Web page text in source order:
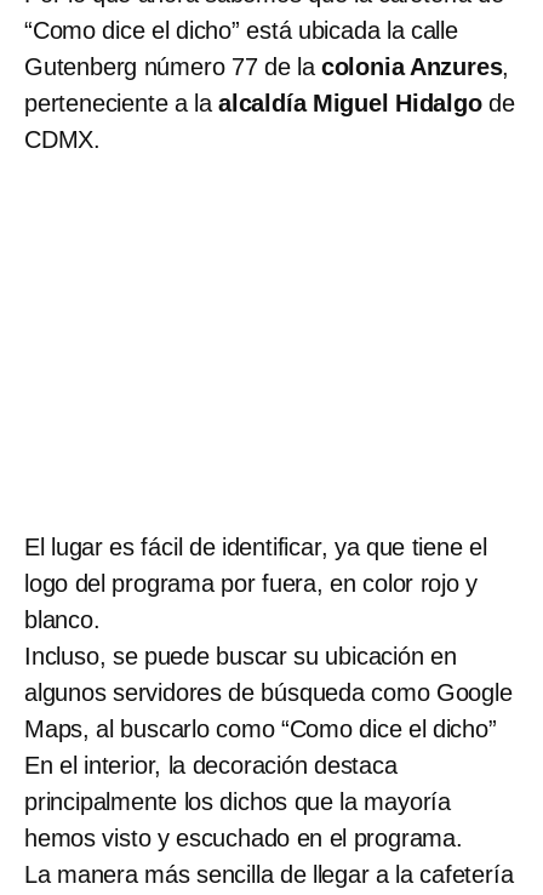
“Como dice el dicho” está ubicada la calle
Gutenberg número 77 de la colonia Anzures,
perteneciente a laalcaldía Miguel Hidalgode
CDMX.
El lugar es fácil de identificar, ya que tiene el
logo del programa por fuera, en color rojo y
blanco.
Incluso, se puede buscar su ubicación en
algunos servidores de búsqueda como Google
Maps, al buscarlo como “Como dice el dicho”
En el interior, la decoración destaca
principalmente los dichos que la mayoría
hemos visto y escuchado en el programa.
La manera más sencilla de llegar a la cafetería